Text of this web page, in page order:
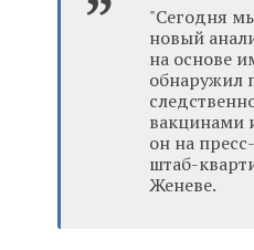
"Сегодня
новый
на основе
обнаружил
вакцинами
он на
штаб-
Женеве.